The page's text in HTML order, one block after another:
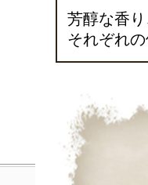
芳醇な香
それぞれ